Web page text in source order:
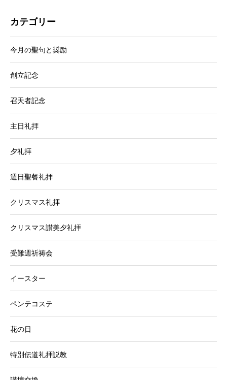
カテゴリー
今月の聖句と奨励
創立記念
召天者記念
主日礼拝
夕礼拝
週日聖餐礼拝
クリスマス礼拝
クリスマス讃美夕礼拝
受難週祈祷会
イースター
ペンテコステ
花の日
特別伝道礼拝説教